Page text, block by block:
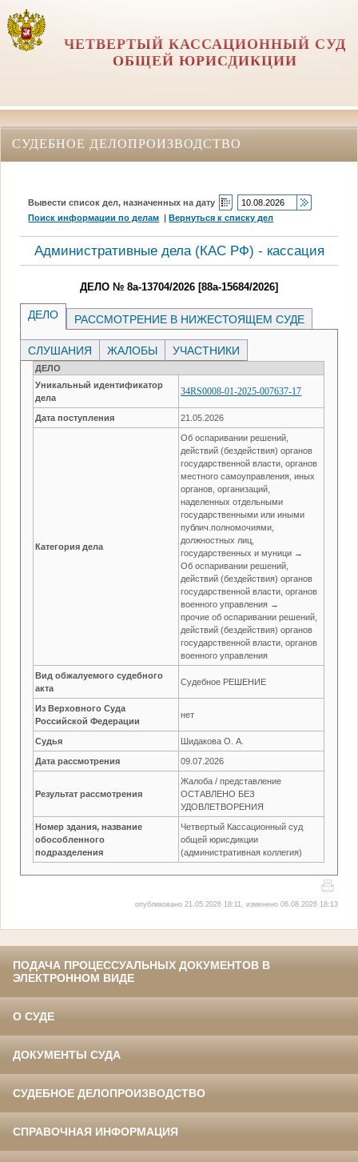
ЧЕТВЕРТЫЙ КАССАЦИОННЫЙ СУД
ОБЩЕЙ ЮРИСДИКЦИИ
СУДЕБНОЕ ДЕЛОПРОИЗВОДСТВО
Вывести список дел, назначенных на дату
Поиск информации по делам |Вернуться к списку дел
Административные дела (КАC РФ) - кассация
ДЕЛО № 8а-13704/2026 [88а-15684/2026]
ДЕЛО РАССМОТРЕНИЕ В НИЖЕСТОЯЩЕМ СУДЕ
СЛУШАНИЯ ЖАЛОБЫ УЧАСТНИКИ
ДЕЛО
Уникальный идентификатор
дела
34RS0008-01-2025-007637-17
Дата поступления 21.05.2026
Категория дела
Об оспаривании решений,
действий (бездействия) органов
государственной власти, органов
местного самоуправления, иных
органов, организаций,
наделенных отдельными
государственными или иными
публич.полномочиями,
должностных лиц,
государственных и муници →
Об оспаривании решений,
действий (бездействия) органов
государственной власти, органов
военного управления →
прочие об оспаривании решений,
действий (бездействия) органов
государственной власти, органов
военного управления
Вид обжалуемого судебного
акта
Судебное РЕШЕНИЕ
Из Верховного Суда
Российской Федерации
нет
Судья Шидакова О. А.
Дата рассмотрения 09.07.2026
Результат рассмотрения
Жалоба / представление
ОСТАВЛЕНО БЕЗ
УДОВЛЕТВОРЕНИЯ
Номер здания, название
обособленного
подразделения
Четвертый Кассационный суд
общей юрисдикции
(административная коллегия)
опубликовано 21.05.2026 18:11, изменено 06.08.2026 18:13
ПОДАЧА ПРОЦЕССУАЛЬНЫХ ДОКУМЕНТОВ В
ЭЛЕКТРОННОМ ВИДЕ
О СУДЕ
ДОКУМЕНТЫ СУДА
СУДЕБНОЕ ДЕЛОПРОИЗВОДСТВО
СПРАВОЧНАЯ ИНФОРМАЦИЯ